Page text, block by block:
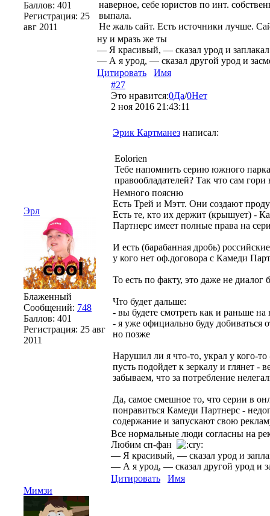
Баллов: 401
Регистрация: 25
авг 2011
наверное, себе юристов по инт.
выпала.
Не жаль сайт. Есть источники лучше.
ну и мразь же ты
— Я красивый, — сказал урод и
— А я урод, — сказал другой урод и
Цитировать
Имя
Эрл
Блаженный
Сообщений: 748
Баллов: 401
Регистрация: 25 авг
2011
#27
Это нравится:0Да/0Нет
2 ноя 2016 21:43:11
Эрик Картманез написал:
Eolorien
Тебе напомнить серию южного
правообладателей? Так что сам гори
Немного поясню
Есть Трей и Мэтт. Они создают
Есть те, кто их держит (крышует) -
Партнерс имеет полные права на
И есть (барабанная дробь)
у кого нет оф.договора с Камеди
То есть по факту, это даже не
Что будет дальше:
- вы будете смотреть как и раньше
- я уже официально буду добиваться
но позже
Нарушил ли я что-то, украл у кого-
пусть подойдет к зеркалу и глянет -
забываем, что за потребление
Да, самое смешное то, что серии в
понравиться Камеди Партнерс -
содержание и запускают свою
Все нормальные люди согласны на
Любим сп-фан
— Я красивый, — сказал урод и
— А я урод, — сказал другой урод и
Цитировать
Имя
Мимзи